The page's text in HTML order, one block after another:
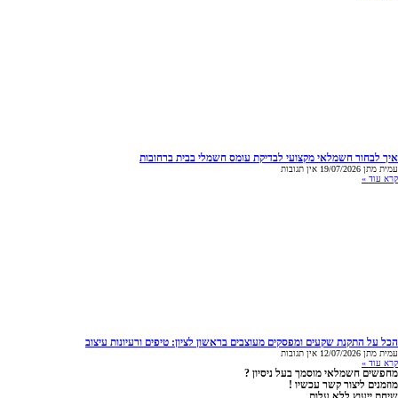
איך לבחור חשמלאי מקצועי לבדיקת עומס חשמלי בבית ברחובות
עמית מתן 19/07/2026 אין תגובות
קרא עוד »
הכל על התקנת שקעים ומפסקים מעוצבים בראשון לציון: טיפים ורעיונות עיצוב
עמית מתן 12/07/2026 אין תגובות
קרא עוד »
מחפשים חשמלאי מוסמך בעל ניסיון ?
מוזמנים ליצור קשר עכשיו !